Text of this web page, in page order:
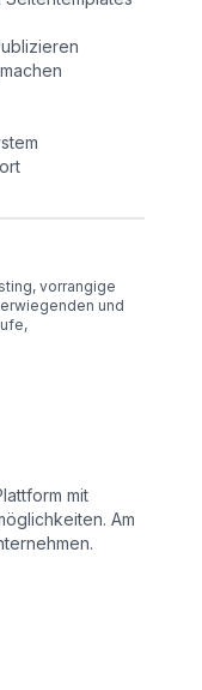
vorrangige
und
mit
Am